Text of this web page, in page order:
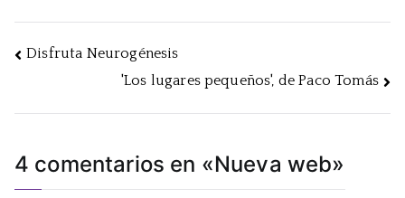
Navegación
Disfruta Neurogénesis
'Los lugares pequeños', de Paco Tomás
4 comentarios en «Nueva web»